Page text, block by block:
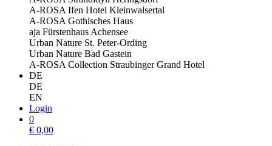
A-ROSA Ifen Hotel Kleinwalsertal
A-ROSA Gothisches Haus
aja Fürstenhaus Achensee
Urban Nature St. Peter-Ording
Urban Nature Bad Gastein
A-ROSA Collection Straubinger Grand Hotel
DE
DE
EN
Login
0
€ 0,00